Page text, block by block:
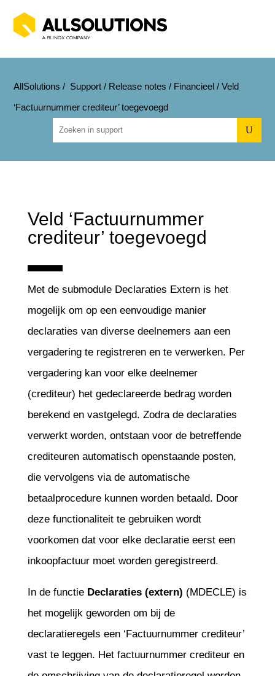
AllSolutions / Support/ Release notes / Financieel /Veld
‘Factuurnummer crediteur’ toegevoegd
U
Veld ‘Factuurnummer
crediteur’ toegevoegd
Met de submodule Declaraties Extern is het
mogelijk om op een eenvoudige manier
declaraties van diverse deelnemers aan een
vergadering te registreren en te verwerken. Per
vergadering kan voor elke deelnemer
(crediteur) het gedeclareerde bedrag worden
berekend en vastgelegd. Zodra de declaraties
verwerkt worden, ontstaan voor de betreffende
crediteuren automatisch openstaande posten,
die vervolgens via de automatische
betaalprocedure kunnen worden betaald. Door
deze functionaliteit te gebruiken wordt
voorkomen dat voor elke declaratie eerst een
inkoopfactuur moet worden geregistreerd.
In de functie Declaraties (extern) (MDECLE) is
het mogelijk geworden om bij de
declaratieregels een ‘Factuurnummer crediteur’
vast te leggen. Het factuurnummer crediteur en